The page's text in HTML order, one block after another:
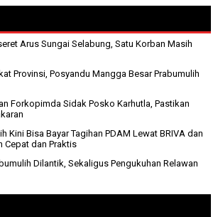
Arus Sungai Selabung, Satu Korban Masih
Provinsi, Posyandu Mangga Besar Prabumulih
Forkopimda Sidak Posko Karhutla, Pastikan
Kini Bisa Bayar Tagihan PDAM Lewat BRIVA dan
Cepat dan Praktis
Dilantik, Sekaligus Pengukuhan Relawan